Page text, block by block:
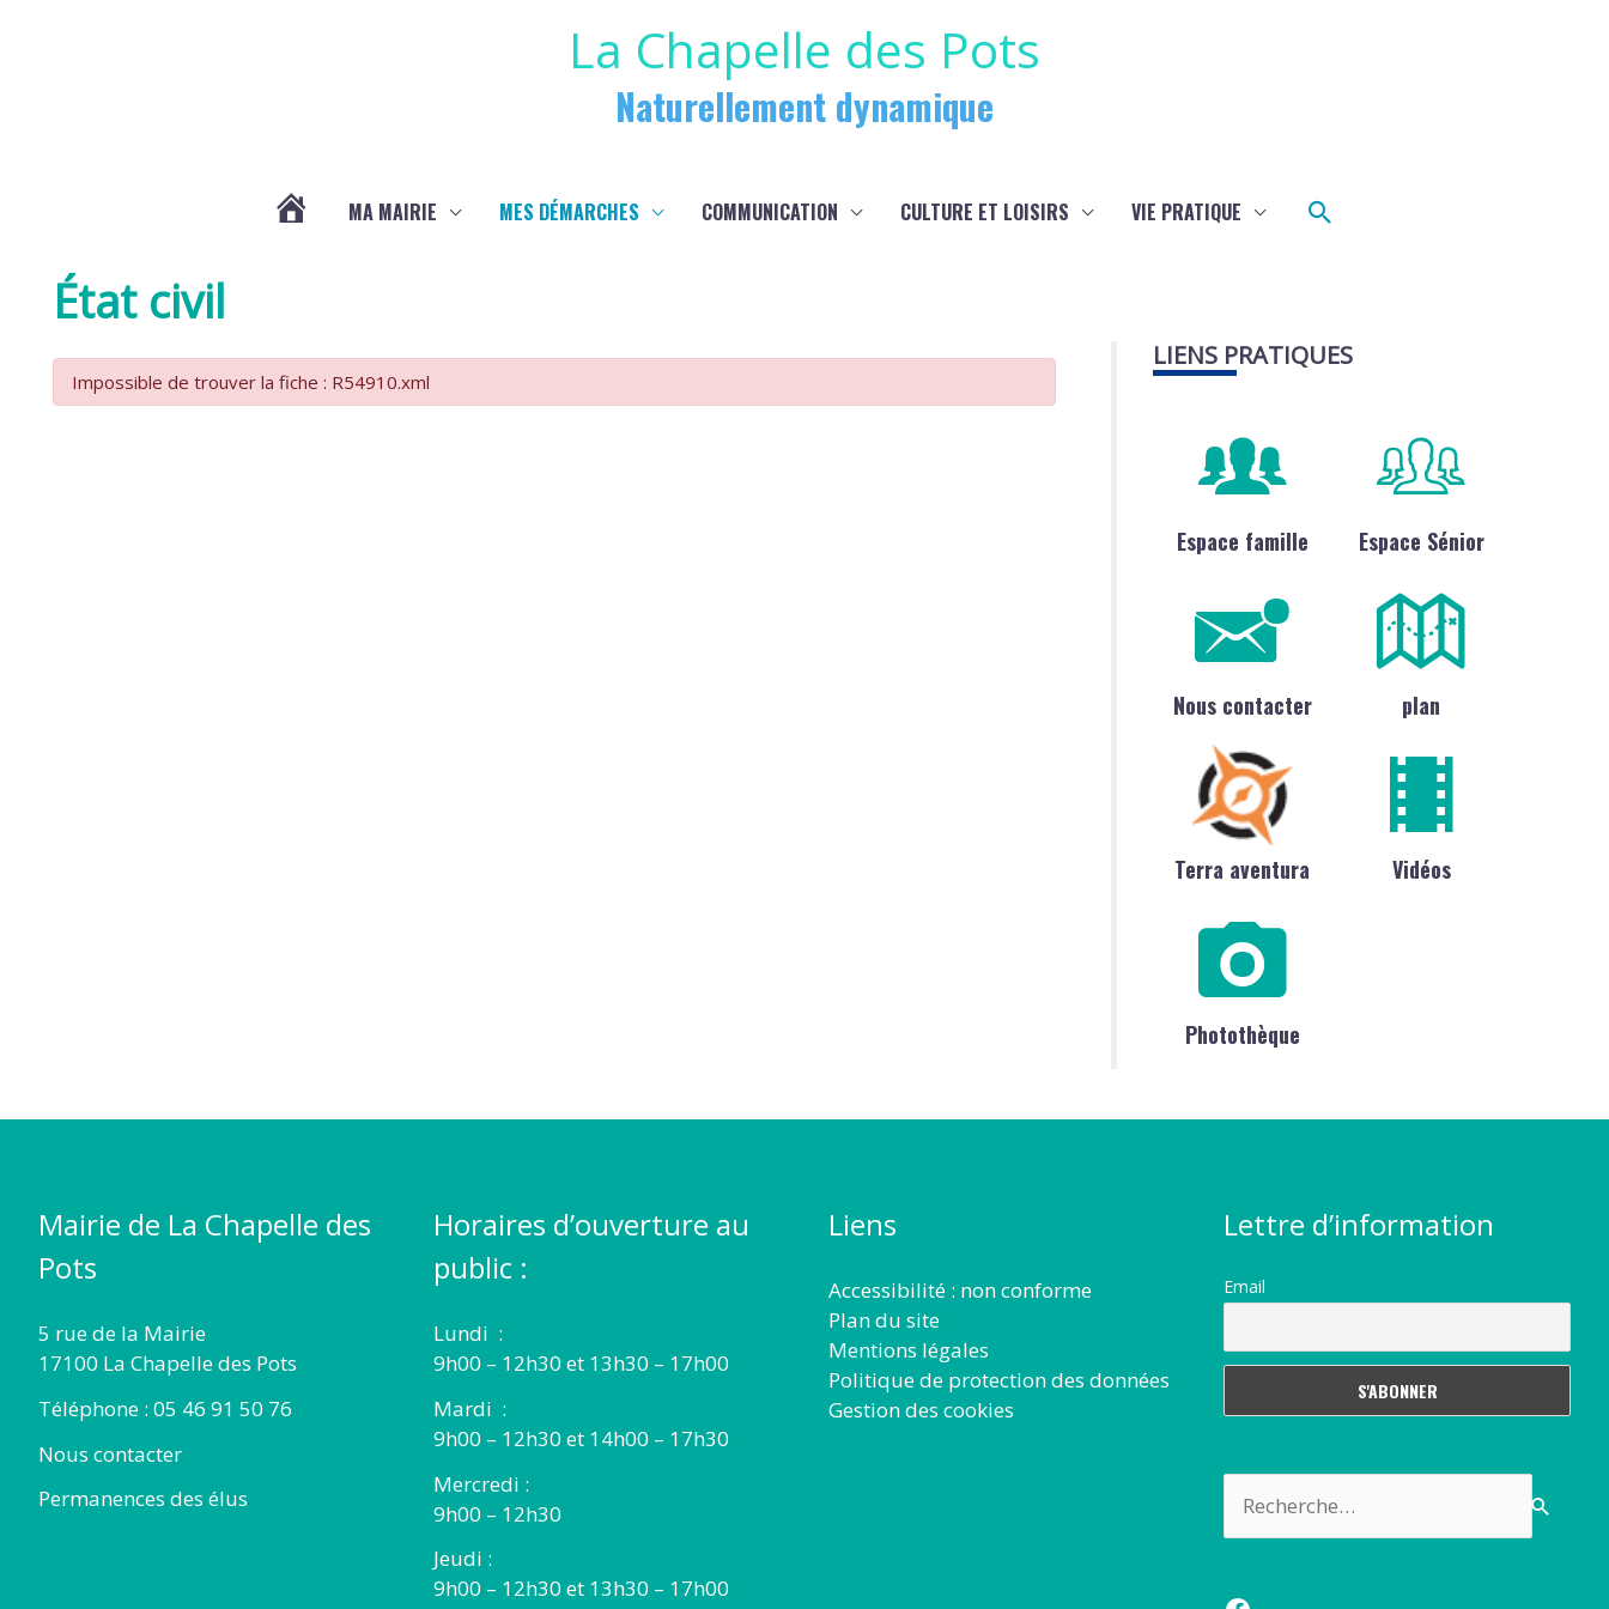
La Chapelle des Pots
Naturellement dynamique
LA
MA MAIRIE MES DÉMARCHES COMMUNICATION CULTURE ET LOISIRS VIE PRATIQUE Rechercher
État civil
Impossible de trouver la fiche : R54910.xml
LIENS PRATIQUES
Espace famille Espace Sénior
Nous contacter plan
Terra aventura Vidéos
Photothèque
Mairie de La Chapelle des
Pots
5 rue de la Mairie
17100 La Chapelle des Pots
Téléphone : 05 46 91 50 76
Nous contacter
Permanences des élus
Horaires d’ouverture au
public :
Lundi :
9h00 – 12h30 et 13h30 – 17h00
Mardi :
9h00 – 12h30 et 14h00 – 17h30
Mercredi :
9h00 – 12h30
Jeudi :
9h00 – 12h30 et 13h30 – 17h00
Liens
Accessibilité : non conforme
Plan du site
Mentions légales
Politique de protection des données
Gestion des cookies
Lettre d’information
Email